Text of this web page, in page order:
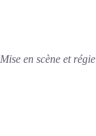
Mise en scène et régie